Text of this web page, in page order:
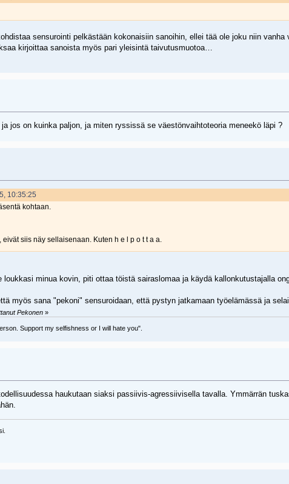
sensurointi pelkästään kokonaisiin sanoihin, ellei tää ole joku niin
kirjoittaa sanoista myös pari yleisintä taivutusmuotoa…
jos on kuinka paljon, ja miten ryssissä se väestönvaihtoteoria meneekö läpi ?
10:35:25
kohtaan.
siis näy sellaisenaan. Kuten h e l p o t t a a.
minua kovin, piti ottaa töistä sairaslomaa ja käydä kallonkutustajalla
myös sana "pekoni" sensuroidaan, että pystyn jatkamaan työelämässä ja
Pekonen »
Support my selfishness or I will hate you".
haukutaan siaksi passiivis-agressiivisella tavalla. Ymmärrän